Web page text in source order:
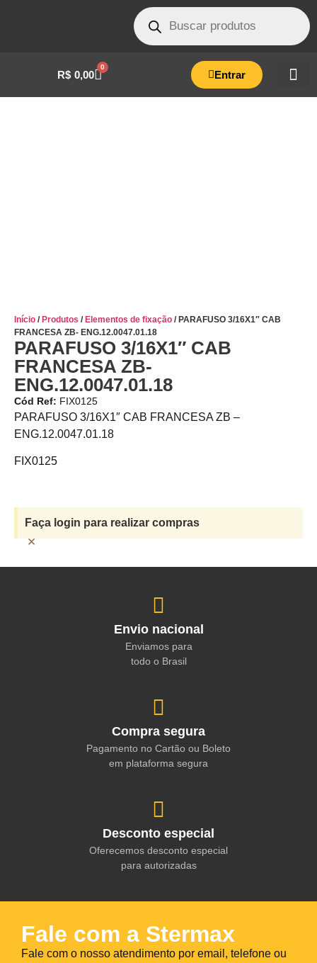
R$ 0,00
0
Entrar
Início / Produtos / Elementos de fixação / PARAFUSO 3/16X1″ CAB
FRANCESA ZB- ENG.12.0047.01.18
PARAFUSO 3/16X1″ CAB
FRANCESA ZB-
ENG.12.0047.01.18
Cód Ref: FIX0125
PARAFUSO 3/16X1″ CAB FRANCESA ZB –
ENG.12.0047.01.18
FIX0125
Faça login para realizar compras
×
Envio nacional
Enviamos para
todo o Brasil
Compra segura
Pagamento no Cartão ou Boleto
em plataforma segura
Desconto especial
Oferecemos desconto especial
para autorizadas
Fale com a Stermax
Fale com o nosso atendimento por email, telefone ou